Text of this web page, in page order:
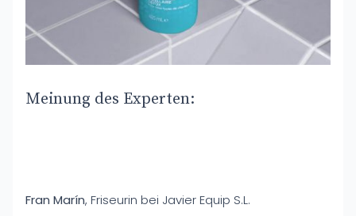
Meinung des Experten:
Fran Marín, Friseurin bei Javier Equip S.L.